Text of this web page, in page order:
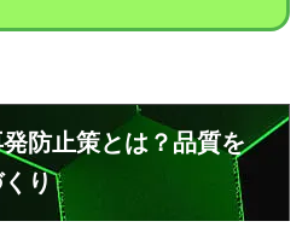
防止策とは？品質を
り